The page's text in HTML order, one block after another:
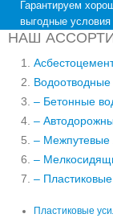
Гарантируем
выгодные условия
НАШ
Водоотводные
– Бетонные
–
– Межпутевые
–
–
Пластиковые